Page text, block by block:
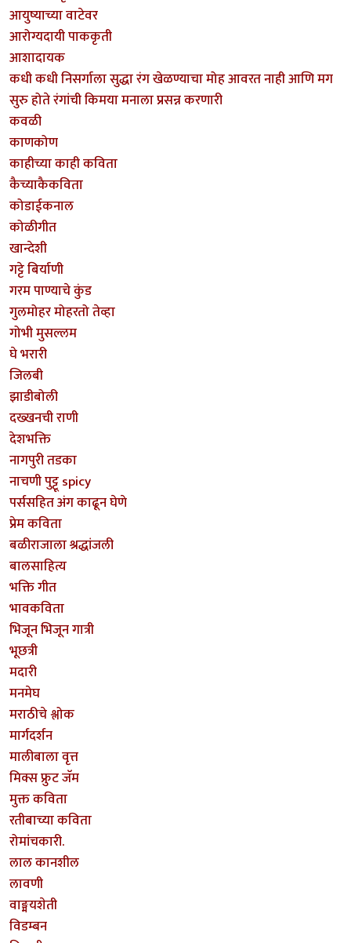
आयुष्याच्या वाटेवर
आरोग्यदायी पाककृती
आशादायक
कधी कधी निसर्गाला सुद्धा रंग खेळण्याचा मोह आवरत नाही आणि मग
सुरु होते रंगांची किमया मनाला प्रसन्न करणारी
कवळी
काणकोण
काहीच्या काही कविता
कैच्याकैकविता
कोडाईकनाल
कोळीगीत
खान्देशी
गट्टे बिर्याणी
गरम पाण्याचे कुंड
गुलमोहर मोहरतो तेव्हा
गोभी मुसल्लम
घे भरारी
जिलबी
झाडीबोली
दख्खनची राणी
देशभक्ति
नागपुरी तडका
नाचणी पुट्टू spicy
पर्ससहित अंग काढून घेणे
प्रेम कविता
बळीराजाला श्रद्धांजली
बालसाहित्य
भक्ति गीत
भावकविता
भिजून भिजून गात्री
भूछत्री
मदारी
मनमेघ
मराठीचे श्लोक
मार्गदर्शन
मालीबाला वृत्त
मिक्स फ्रुट जॅम
मुक्त कविता
रतीबाच्या कविता
रोमांचकारी.
लाल कानशील
लावणी
वाङ्मयशेती
विडम्बन